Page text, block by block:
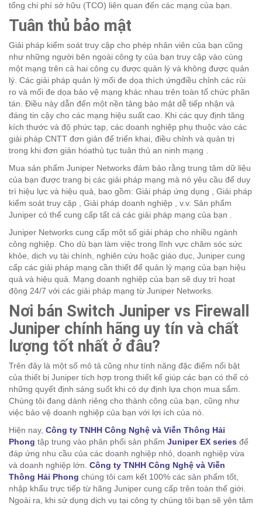
tổng chi phí sở hữu (TCO) liên quan đến các mạng của bạn.
Tuân thủ bảo mật
Giải pháp kiểm soát truy cập cho phép nhân viên của bạn cũng
như những người bên ngoài công ty của bạn truy cập vào cùng
một mạng trên cả hai công cụ được quản lý và không được quản
lý. Các giải pháp quản lý mối đe dọa thích ứngđiều chỉnh các rủi
ro và mối đe dọa bảo vệ mạng khác nhau trên toàn tổ chức phân
tán. Điều này dẫn đến một nền tảng bảo mật dễ tiếp nhận và
đáng tin cậy cho các mạng hiệu suất cao. Khi các quy định tăng
kích thước và độ phức tạp, các doanh nghiệp phụ thuộc vào các
giải pháp CNTT đơn giản để triển khai, điều chỉnh và quản trị
trong khi đơn giản hóathủ tục tuân thủ an ninh mạng .
Mua sản phẩm Juniper Networks đảm bảo rằng trung tâm dữ liệu
của bạn được trang bị các giải pháp mạng mà nó yêu cầu để duy
trì hiệu lực và hiệu quả, bao gồm: Giải pháp ứng dụng , Giải pháp
kiểm soát truy cập , Giải pháp doanh nghiệp , v.v. Sản phẩm
Juniper có thể cung cấp tất cả các giải pháp mạng của bạn .
Juniper Networks cung cấp một số giải pháp cho nhiều ngành
công nghiệp. Cho dù bạn làm việc trong lĩnh vực chăm sóc sức
khỏe, dịch vụ tài chính, nghiên cứu hoặc giáo dục, Juniper cung
cấp các giải pháp mạng cần thiết để quản lý mạng của bạn hiệu
quả và hiệu quả. Mạng doanh nghiệp của bạn sẽ duy trì hoạt
động 24/7 với các giải pháp mạng từ Juniper Networks.
Nơi bán Switch Juniper vs Firewall
Juniper chính hãng uy tín và chất
lượng tốt nhất ở đâu?
Trên đây là một số mô tả cũng như tính năng đặc điểm nổi bật
của thiết bị Juniper tích hợp trong thiết kế giúp các bạn có thể có
những quyết định sáng suốt khi có dự định lựa chọn mua sắm.
Chúng tôi đang dành riêng cho thành công của bạn, cũng như
việc bảo vệ doanh nghiệp của bạn với lợi ích của nó.
Hiện nay, Công ty TNHH Công Nghệ và Viễn Thông Hải
Phong tập trung vào phân phối sản phẩm Juniper EX series để
đáp ứng nhu cầu của các doanh nghiệp nhỏ, doanh nghiệp vừa
và doanh nghiệp lớn. Công ty TNHH Công Nghệ và Viễn
Thông Hải Phong chúng tôi cam kết 100% các sản phẩm tốt,
nhập khẩu trực tiếp từ hãng Juniper cung cấp trên toàn thế giới.
Ngoài ra, khi sử dụng dịch vụ tại công ty chúng tôi bạn sẽ yên tâm